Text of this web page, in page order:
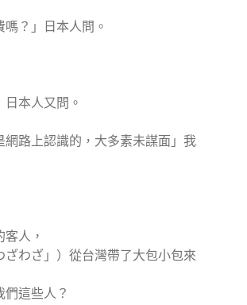
嗎？」日本人問。
日本人又問。
網路上認識的，大多素未謀面」我
人，
ざわざ」）從台灣帶了大包小包來
們這些人？